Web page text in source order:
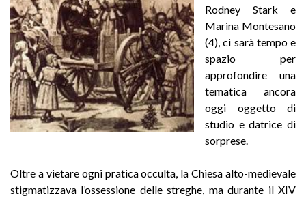
Rodney Stark e
Marina Montesano
(4), ci sarà tempo e
spazio per
approfondire una
tematica ancora
oggi oggetto di
studio e datrice di
sorprese.
Oltre a vietare ogni pratica occulta, la Chiesa alto-medievale
stigmatizzava l’ossessione delle streghe, ma durante il XIV